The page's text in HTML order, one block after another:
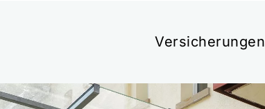
Versicherungen